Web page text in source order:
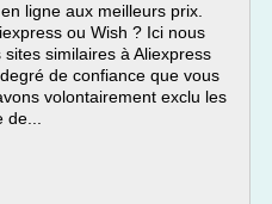
ligne aux meilleurs prix.
ou Wish ? Ici nous
similaires à Aliexpress
de confiance que vous
volontairement exclu les